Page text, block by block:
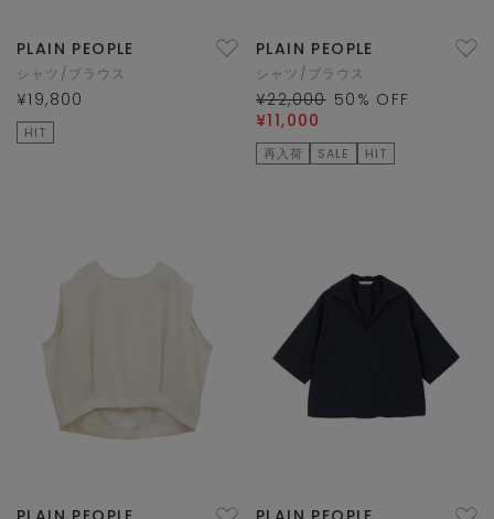
PLAIN PEOPLE
シャツ/ブラウス
¥19,800
HIT
PLAIN PEOPLE
シャツ/ブラウス
¥22,000 50 % OFF
¥11,000
再入荷 SALE HIT